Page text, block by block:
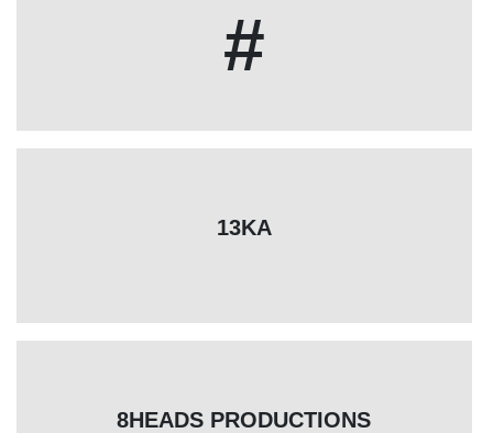
#
13KA
8HEADS PRODUCTIONS